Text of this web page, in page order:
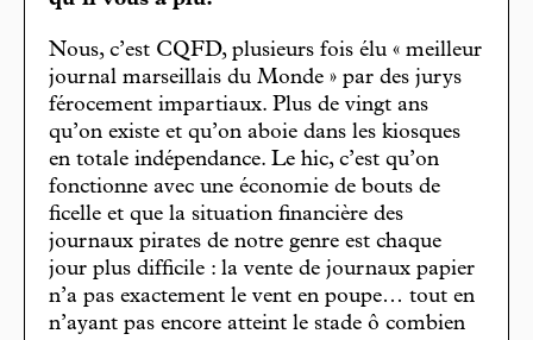
Nous, c’est CQFD, plusieurs fois élu « meilleur
journal marseillais du Monde » par des jurys
férocement impartiaux. Plus de vingt ans
qu’on existe et qu’on aboie dans les kiosques
en totale indépendance. Le hic, c’est qu’on
fonctionne avec une économie de bouts de
ficelle et que la situation financière des
journaux pirates de notre genre est chaque
jour plus difficile : la vente de journaux papier
n’a pas exactement le vent en poupe… tout en
n’ayant pas encore atteint le stade ô combien